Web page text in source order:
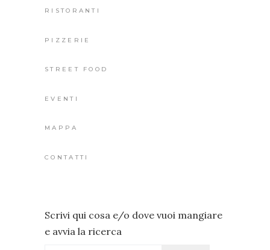
RISTORANTI
PIZZERIE
STREET FOOD
EVENTI
MAPPA
CONTATTI
Scrivi qui cosa e/o dove vuoi mangiare
e avvia la ricerca